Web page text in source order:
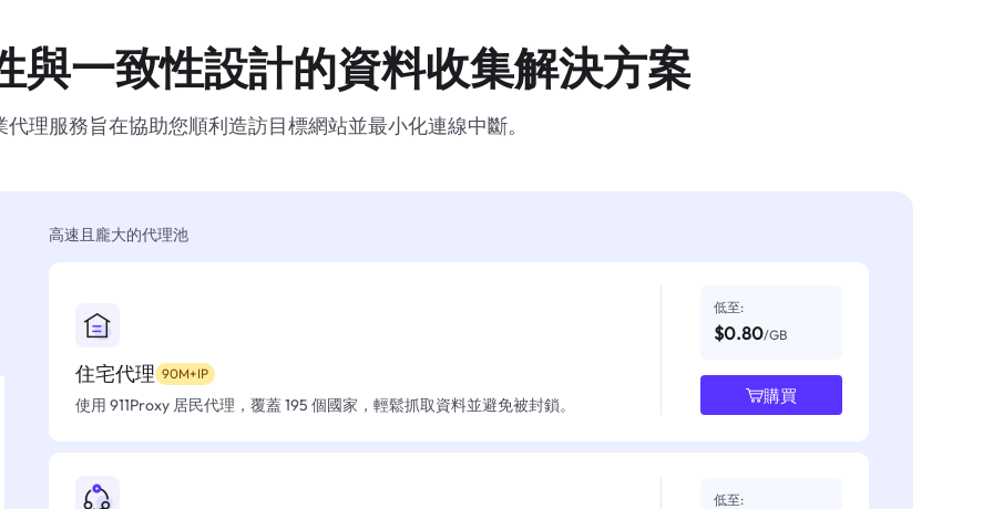
與一致性設計的資料收集解決方案
代理服務旨在協助您順利造訪目標網站並最小化連線中斷。
高速且龐大的代理池
住宅代理 90M+IP
使用 911Proxy 居民代理，覆蓋 195 個國家，輕鬆抓取資料並避免被封鎖。
低至:
$0.80/GB
購買
低至: